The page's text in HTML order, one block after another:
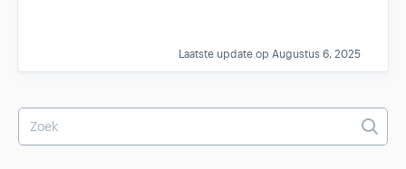
Laatste update op Augustus 6, 2025